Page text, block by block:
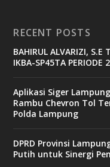
RECENT POSTS
BAHIRUL ALVARIZI,
IKBA-SP45TA PERIODE
Aplikasi Siger
Rambu Chevron Tol
Polda Lampung
DPRD Provinsi
Putih untuk Sinergi